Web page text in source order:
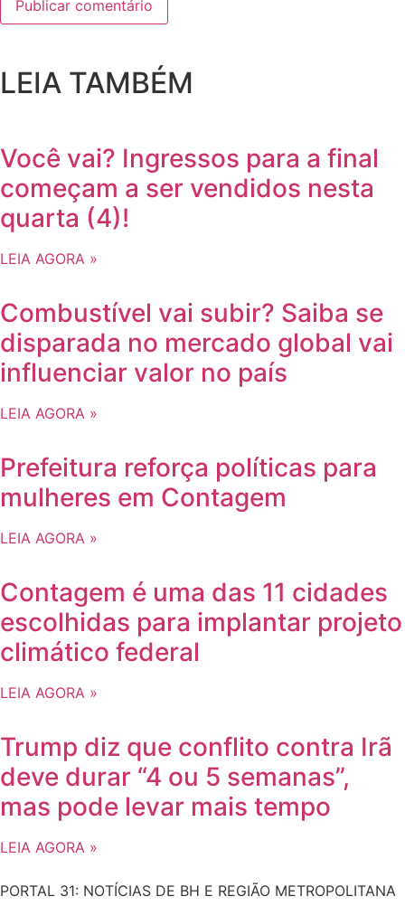
LEIA TAMBÉM
Você vai? Ingressos para a final
começam a ser vendidos nesta
quarta (4)!
LEIA AGORA »
Combustível vai subir? Saiba se
disparada no mercado global vai
influenciar valor no país
LEIA AGORA »
Prefeitura reforça políticas para
mulheres em Contagem
LEIA AGORA »
Contagem é uma das 11 cidades
escolhidas para implantar projeto
climático federal
LEIA AGORA »
Trump diz que conflito contra Irã
deve durar “4 ou 5 semanas”,
mas pode levar mais tempo
LEIA AGORA »
PORTAL 31: NOTÍCIAS DE BH E REGIÃO METROPOLITANA